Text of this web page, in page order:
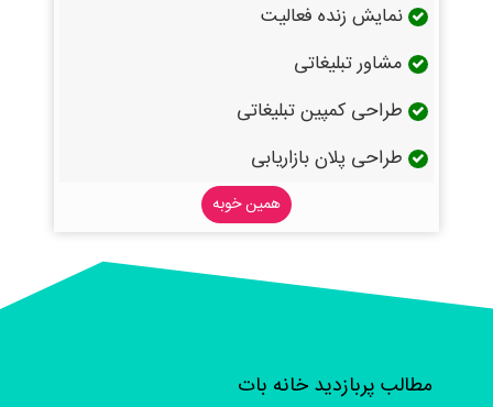
نمایش زنده فعالیت
مشاور تبلیغاتی
طراحی کمپین تبلیغاتی
طراحی پلان بازاریابی
همین خوبه
مطالب پربازدید خانه بات